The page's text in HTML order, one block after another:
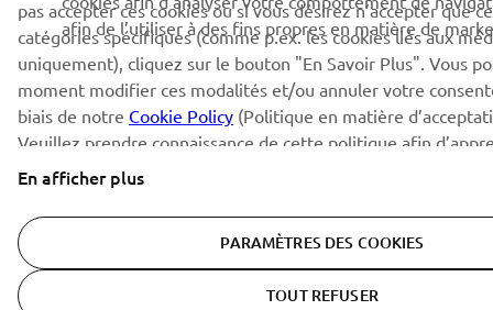
afin de l’utiliser à des fins propres en matière de
pas accepter ces cookies ou si vous désirez n’accepter que
catégories spécifiques (comme p.ex. les cookies liés aux
uniquement), cliquez sur le bouton "En Savoir Plus". Vous
moment modifier ces modalités et/ou annuler votre
biais de notre Cookie Policy (Politique en matière
Veuillez prendre connaissance de cette politique afin
cookies que nous utilisons ainsi que sur la façon dont nous
pour optimiser votre expérience utilisateur.
En afficher plus
PARAMÈTRES DES COOKIES
TOUT REFUSER